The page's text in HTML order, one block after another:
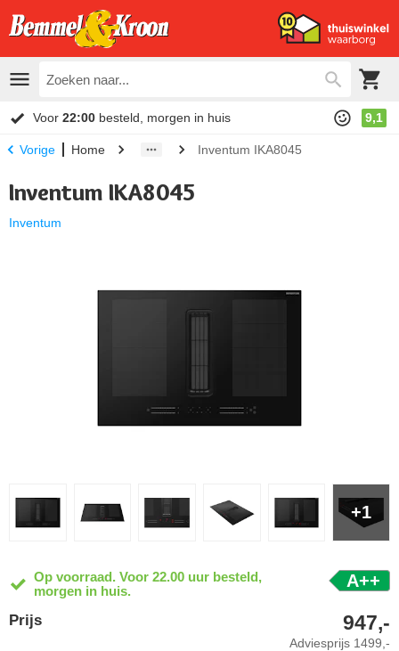
Voor 22:00 besteld, morgen in huis 9,1
Vorige Home Inventum IKA8045
Inventum IKA8045
Inventum
+1
Op voorraad. Voor 22.00 uur besteld,
morgen in huis.
A++
Prijs
Adviesprijs 1499,-
947,-